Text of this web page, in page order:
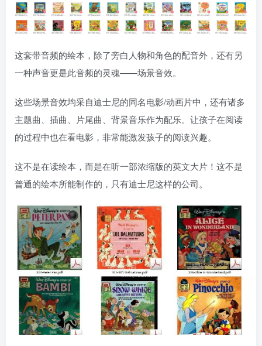
这套带音频的绘本，除了旁白人物和角色的配音外，还有另
一种声音更是此音频的灵魂——场景音效。
这些场景音效均采自迪士尼的同名电影/动画片中，还有诸多
主题曲、插曲、片尾曲、背景音乐作为配乐。让孩子在阅读
的过程中也在看电影，非常能激发孩子的阅读兴趣。
这不是在读绘本，而是在听一部浓缩版的英文大片！这不是
普通的绘本所能制作的，只有迪士尼这样的公司。